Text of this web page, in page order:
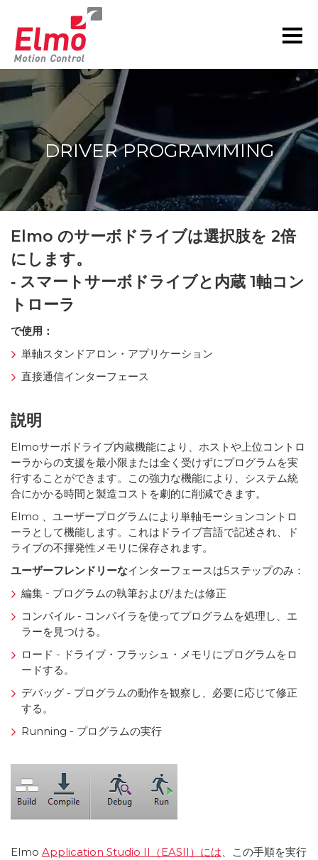
DRIVER PROGRAMMING
Elmo のサーボドライブは選択肢を 2倍
にします。
‐ スマートサーボドライブと内蔵 1軸コン
トローラ
で使用：
単軸スタンドアロン・アプリケーション
直接通信インターフェース
説明
Elmoサーボドライブ内蔵機能により、ホストや上位コントロ
ーラからの支援を最小限または全く受けずにプログラムを実
行することができます。この強力な機能により、システム統
合にかかる時間と製造コストを劇的に削減できます。
Elmo 、ユーザープログラムにより単軸モーションコントロ
ーラとして機能します。これはドライブ言語で記述され、ド
ライブの不揮発性メモリに保存されます。
ユーザーフレンドリーなインターフェースは5ステップのみ：
編集 - プログラムの執筆および/または修正
コンパイル - コンパイラを使ってプログラムを処理し、エ
ラーを見つける。
ロード - ドライブ・フラッシュ・メモリにプログラムをロ
ードする。
デバッグ - プログラムの動作を観察し、必要に応じて修正
する。
Running - プログラムの実行
Elmo Application Studio II（EASII）には、この手順を実行